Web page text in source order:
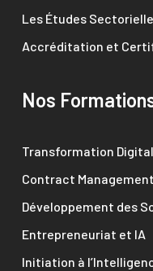
Les Études
Accréditation et
Nos
Transformation
Contract
Développement des
Entrepreneuriat et IA
Initiation à